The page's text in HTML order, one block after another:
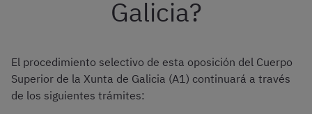
Galicia?
El procedimiento selectivo de esta oposición del Cuerpo
Superior de la Xunta de Galicia (A1) continuará a través
de los siguientes trámites: